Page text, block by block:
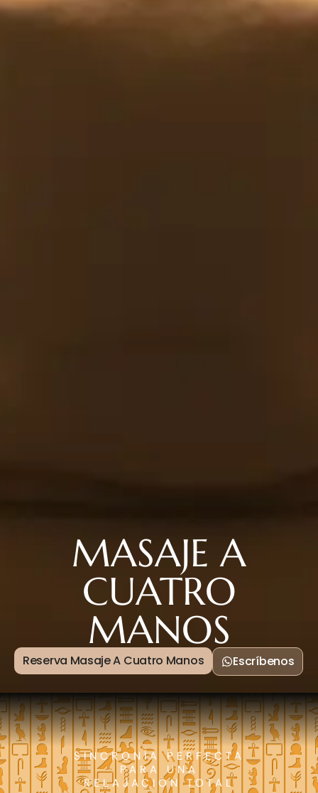
MASAJE A
CUATRO
MANOS
Reserva Masaje A Cuatro Manos Escríbenos
SINCRONÍA PERFECTA
PARA UNA
RELAJACIÓN TOTAL